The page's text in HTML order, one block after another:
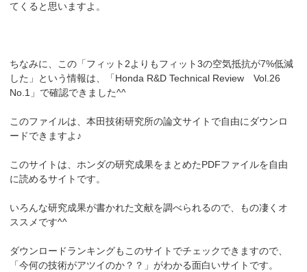
てくると思いますよ。
ちなみに、この「フィット2よりもフィット3の空気抵抗が7%低減
した」という情報は、「Honda R&D Technical Review Vol.26
No.1」で確認できました^^
このファイルは、本田技術研究所の論文サイトで自由にダウンロ
ードできますよ♪
このサイトは、ホンダの研究成果をまとめたPDFファイルを自由
に読めるサイトです。
いろんな研究成果が書かれた文献を調べられるので、もの凄くオ
ススメです^^
ダウンロードランキングもこのサイトでチェックできますので、
「今何の技術がアツイのか？？」がわかる面白いサイトです。